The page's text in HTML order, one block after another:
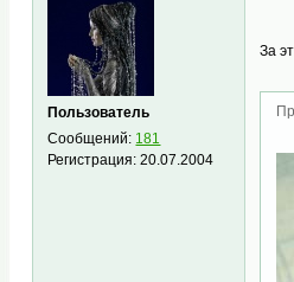
Пользователь
Сообщений: 181
Регистрация:20.07.2004
За